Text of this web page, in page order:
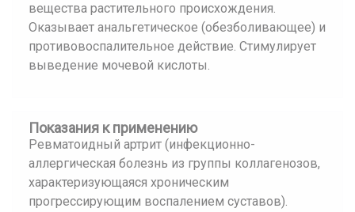
вещества растительного происхождения.
Оказывает анальгетическое (обезболивающее) и
противовоспалительное действие. Стимулирует
выведение мочевой кислоты.
Показания к применению
Ревматоидный артрит (инфекционно-
аллергическая болезнь из группы коллагенозов,
характеризующаяся хроническим
прогрессирующим воспалением суставов).